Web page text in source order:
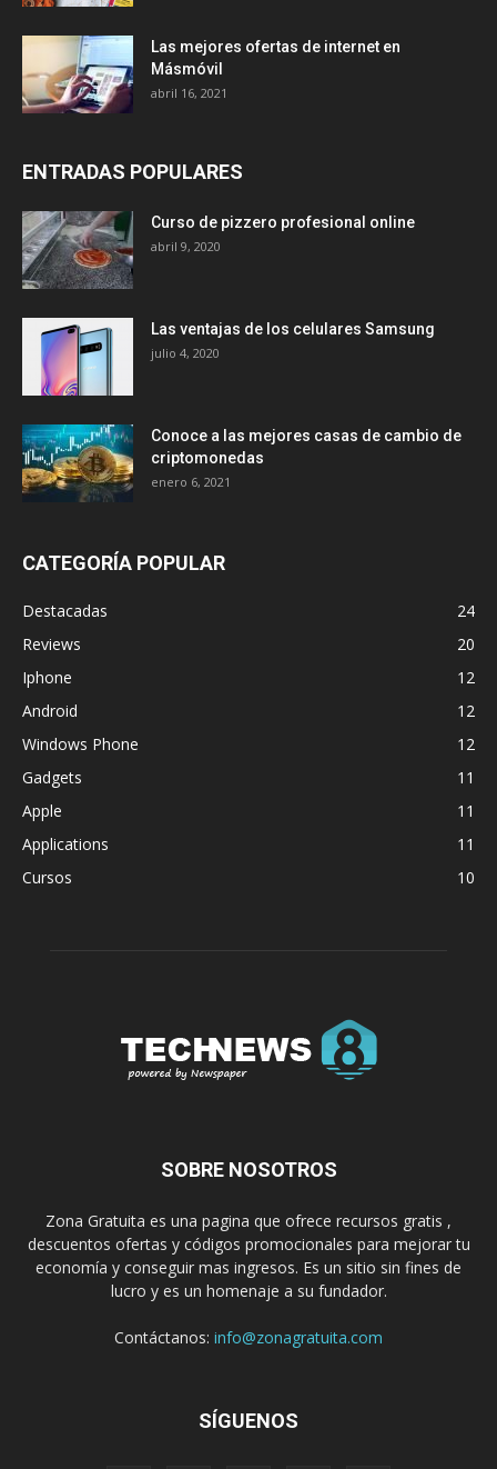
Las mejores ofertas de internet en
Másmóvil
abril 16, 2021
ENTRADAS POPULARES
Curso de pizzero profesional online
abril 9, 2020
Las ventajas de los celulares Samsung
julio 4, 2020
Conoce a las mejores casas de cambio de
criptomonedas
enero 6, 2021
CATEGORÍA POPULAR
Destacadas
24
Reviews
20
Iphone
12
Android
12
Windows Phone
12
Gadgets
11
Apple
11
Applications
11
Cursos
10
SOBRE NOSOTROS
Zona Gratuita es una pagina que ofrece recursos gratis ,
descuentos ofertas y códigos promocionales para mejorar tu
economía y conseguir mas ingresos. Es un sitio sin fines de
lucro y es un homenaje a su fundador.
Contáctanos: info@zonagratuita.com
SÍGUENOS